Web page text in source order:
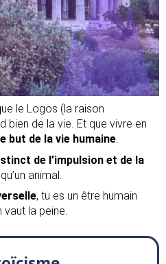
le Logos (la raison
bien de la vie. Et que vivre en
but de la vie humaine
de l’impulsion et de la
animal.
, tu es un être humain
la peine.